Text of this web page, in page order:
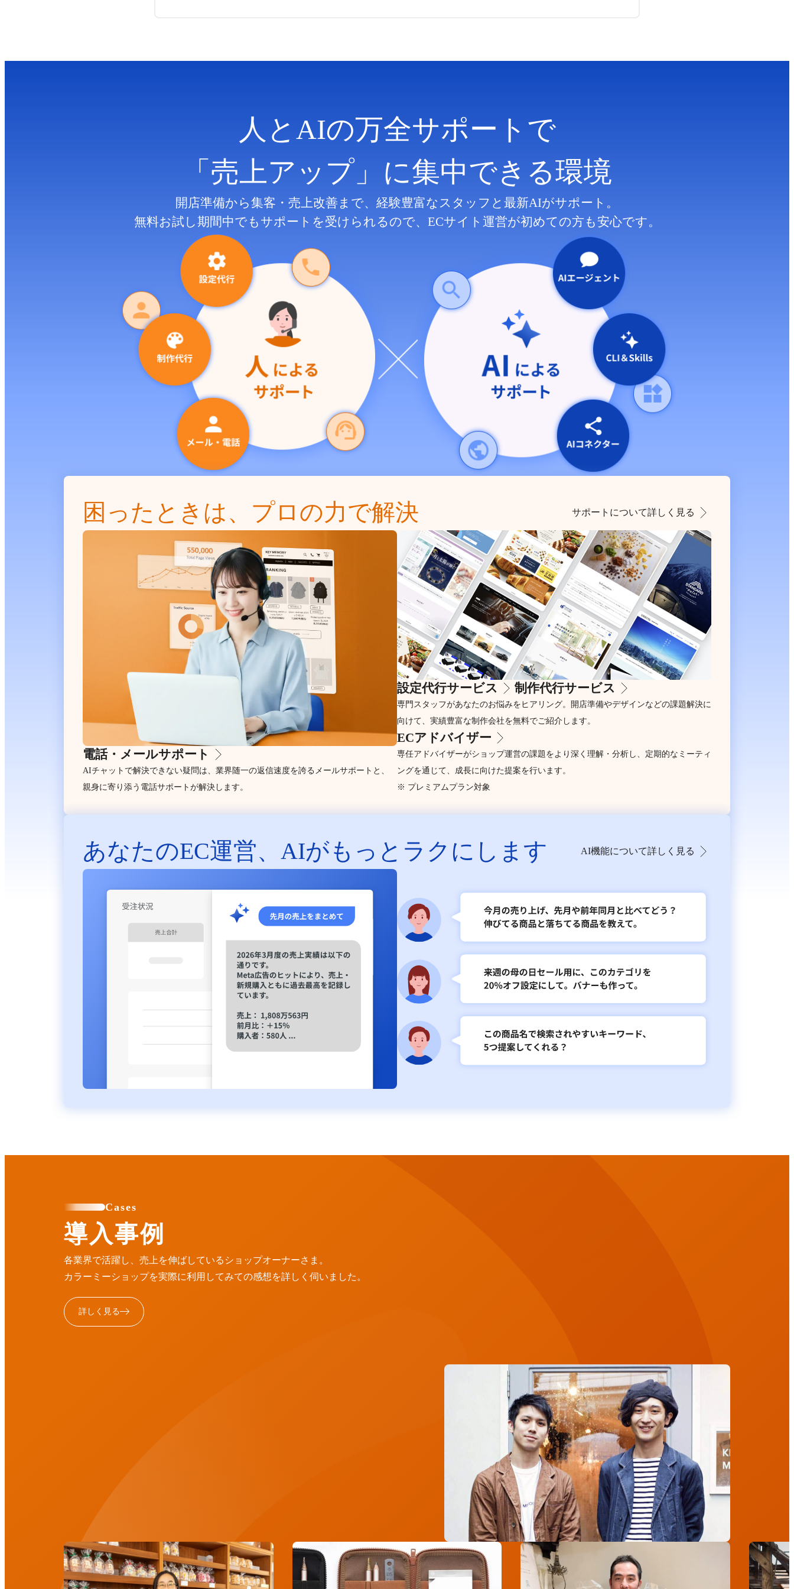
人とAIの万全サポートで
「売上アップ」に集中できる環境
開店準備から集客・売上改善まで、 経験豊富なスタッフと最新AIがサポート。
無料お試し期間中でもサポートを受けられるので、 ECサイト運営が初めての方も安心です。
困ったときは、プロの力で解決 サポートについて詳しく見る
電話・メールサポート
AIチャットで解決できない疑問は、業界随一の返信速度を誇るメールサポートと、
親身に寄り添う電話サポートが解決します。
設定代行サービス 制作代行サービス
専門スタッフがあなたのお悩みをヒアリング。開店準備やデザインなどの課題解決に
向けて、実績豊富な制作会社を無料でご紹介します。
ECアドバイザー
専任アドバイザーがショップ運営の課題をより深く理解・分析し、定期的なミーティ
ングを通じて、成長に向けた提案を行います。
※ プレミアムプラン対象
あなたのEC運営、 AIがもっとラクにします AI機能について詳しく見る
Cases
導入事例
各業界で活躍し、売上を伸ばしているショップオーナーさま。
カラーミーショップを実際に利用してみての感想を詳しく伺いました。
詳しく見る